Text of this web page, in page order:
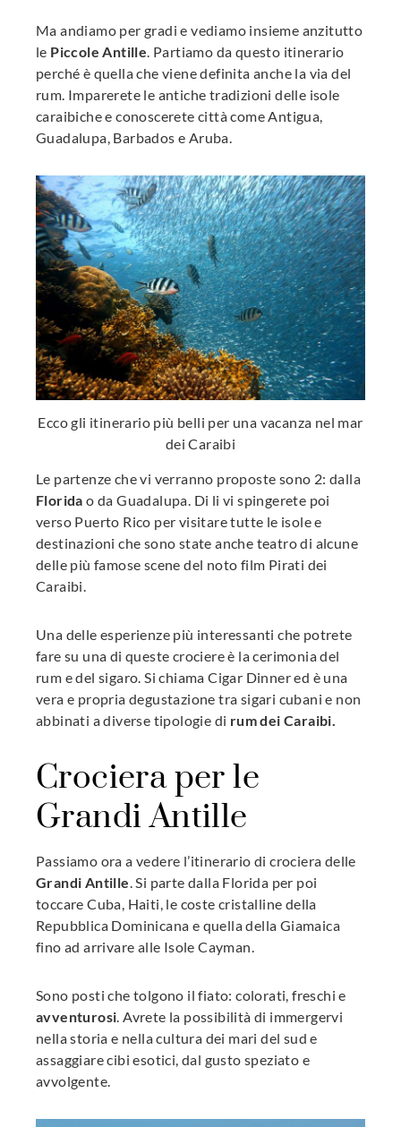
Ma andiamo per gradi e vediamo insieme anzitutto
le Piccole Antille . Partiamo da questo itinerario
perché è quella che viene definita anche la via del
rum. Imparerete le antiche tradizioni delle isole
caraibiche e conoscerete città come Antigua,
Guadalupa, Barbados e Aruba.
Ecco gli itinerario più belli per una vacanza nel mar
dei Caraibi
Le partenze che vi verranno proposte sono 2: dalla
Florida o da Guadalupa. Di li vi spingerete poi
verso Puerto Rico per visitare tutte le isole e
destinazioni che sono state anche teatro di alcune
delle più famose scene del noto film Pirati dei
Caraibi.
Una delle esperienze più interessanti che potrete
fare su una di queste crociere è la cerimonia del
rum e del sigaro. Si chiama Cigar Dinner ed è una
vera e propria degustazione tra sigari cubani e non
abbinati a diverse tipologie di rum dei Caraibi.
Crociera per le
Grandi Antille
Passiamo ora a vedere l’itinerario di crociera delle
Grandi Antille. Si parte dalla Florida per poi
toccare Cuba, Haiti, le coste cristalline della
Repubblica Dominicana e quella della Giamaica
fino ad arrivare alle Isole Cayman.
Sono posti che tolgono il fiato: colorati, freschi e
avventurosi. Avrete la possibilità di immergervi
nella storia e nella cultura dei mari del sud e
assaggiare cibi esotici, dal gusto speziato e
avvolgente.